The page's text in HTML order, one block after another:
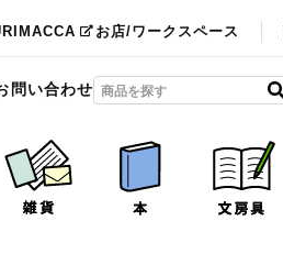
お店/ワークスペース
問い合わせ